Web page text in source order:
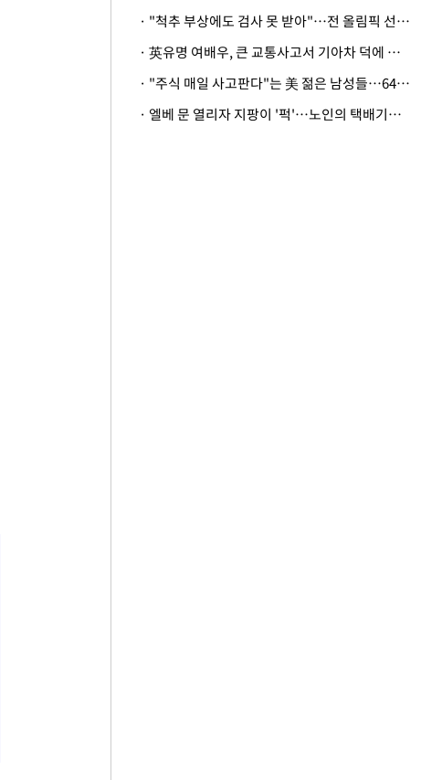
· "척추 부상에도 검사 못 받아"…전 올림픽 선수, 美봅슬레이협회 상대 소송
· 英유명 여배우, 큰 교통사고서 기아차 덕에 살았다
· "주식 매일 사고판다"는 美 젊은 남성들…64%가 "나는 인생의 패배자“
· 엘베 문 열리자 지팡이 '퍽'…노인의 택배기사 폭행 이유